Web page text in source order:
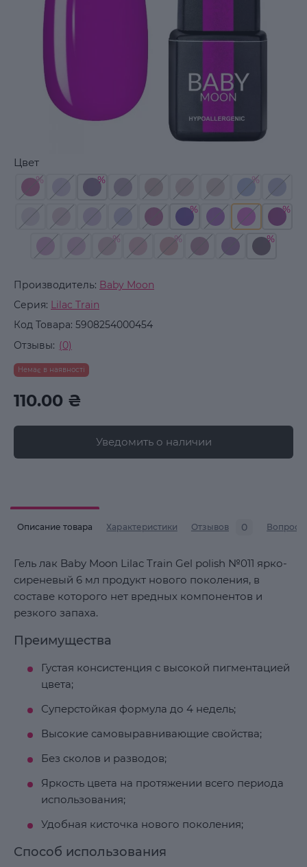
Производитель: Baby Moon
Серия: Lilac Train
Код Товара: 5908254000454
Отзывы: (0)
Немає в наявності
Цвет
110.00 ₴
Уведомить о наличии
Описание товара Характеристики Отзывов 0 Вопросы
Гель лак Baby Moon Lilac Train Gel polish №011 ярко-
сиреневый 6 мл продукт нового поколения, в
составе которого нет вредных компонентов и
резкого запаха.
Преимущества
Густая консистенция с высокой пигментацией
цвета;
Суперстойкая формула до 4 недель;
Высокие самовыравнивающие свойства;
Без сколов и разводов;
Яркость цвета на протяжении всего периода
использования;
Удобная кисточка нового поколения;
Способ использования